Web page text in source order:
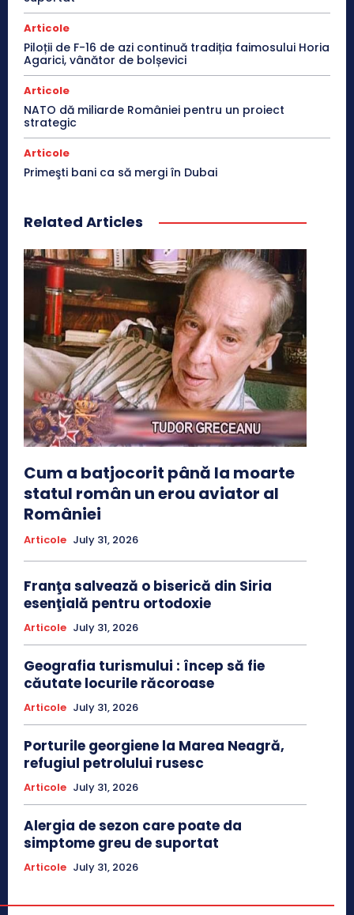
Articole
Piloții de F-16 de azi continuă tradiția faimosului Horia
Agarici, vânător de bolșevici
Articole
NATO dă miliarde României pentru un proiect
strategic
Articole
Primeşti bani ca să mergi în Dubai
Related Articles
Cum a batjocorit până la moarte
statul român un erou aviator al
României
Articole July 31, 2026
Franţa salvează o biserică din Siria
esenţială pentru ortodoxie
Articole July 31, 2026
Geografia turismului : încep să fie
căutate locurile răcoroase
Articole July 31, 2026
Porturile georgiene la Marea Neagră,
refugiul petrolului rusesc
Articole July 31, 2026
Alergia de sezon care poate da
simptome greu de suportat
Articole July 31, 2026